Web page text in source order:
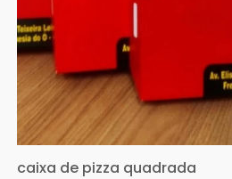
caixa de pizza quadrada